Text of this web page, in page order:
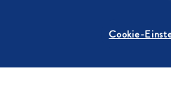
Cookie-